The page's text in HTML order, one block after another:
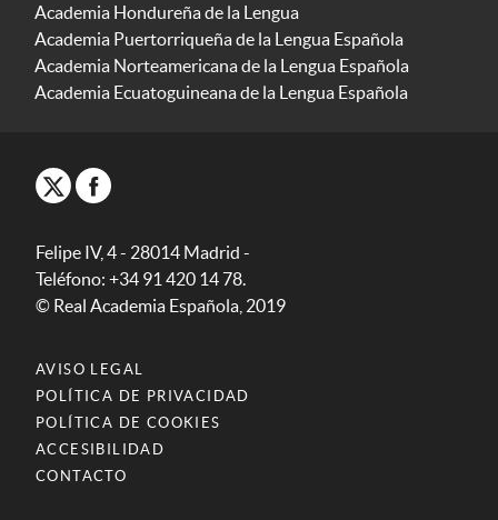
Academia Hondureña de la Lengua
Academia Puertorriqueña de la Lengua Española
Academia Norteamericana de la Lengua Española
Academia Ecuatoguineana de la Lengua Española
Felipe IV, 4 - 28014 Madrid -
Teléfono: +34 91 420 14 78.
© Real Academia Española, 2019
AVISO LEGAL
POLÍTICA DE PRIVACIDAD
POLÍTICA DE COOKIES
ACCESIBILIDAD
CONTACTO